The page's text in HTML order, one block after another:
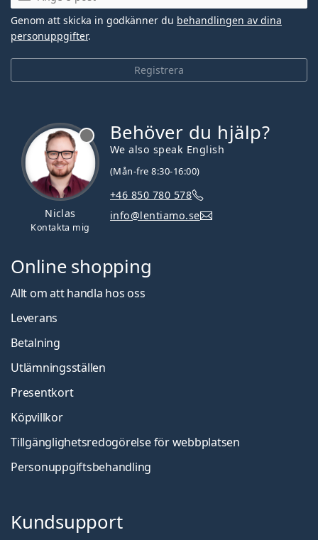
Registrera
Genom att skicka in godkänner du behandlingen av dina
personuppgifter.
Niclas
Kontakta mig
Behöver du hjälp?
We also speak English
(Mån-fre 8:30-16:00)
+46 850 780 578
info@lentiamo.se
Online shopping
Allt om att handla hos oss
Leverans
Betalning
Utlämningsställen
Presentkort
Köpvillkor
Tillgänglighetsredogörelse för webbplatsen
Personuppgiftsbehandling
Kundsupport